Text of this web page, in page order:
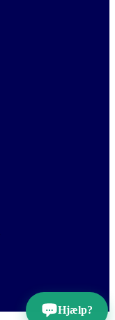
Hjælp?